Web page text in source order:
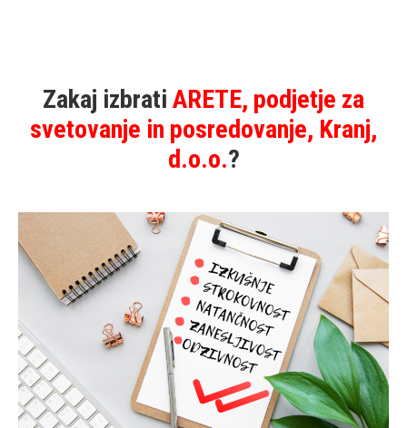
Zakaj izbrati ARETE, podjetje za
svetovanje in posredovanje, Kranj,
d.o.o.?